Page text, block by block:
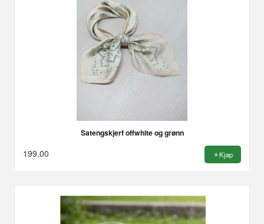
Satengskjerf offwhite og grønn
199,00 Kjøp